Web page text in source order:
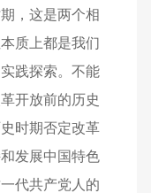
，这是两个相
质上都是我们
践探索。不能
开放前的历史
时期否定改革
发展中国特色
代共产党人的